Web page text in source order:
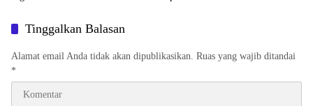
Tinggalkan Balasan
Alamat email Anda tidak akan dipublikasikan. Ruas yang wajib ditandai
*